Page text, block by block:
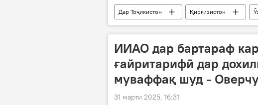
Дар Тоҷикистон Қирғизистон
Нишасти сарони се кишвар дар Хуҷанд
ИИАО дар бартараф
ғайритарифӣ дар
муваффақ шуд -
31 марти 2025, 16:31